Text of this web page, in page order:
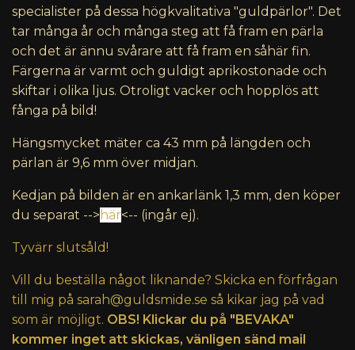
specialister på dessa högkvalitativa "guldpärlor". Det
tar många år och många steg att få fram en pärla
och det är ännu svårare att få fram en såhär fin.
Färgerna är varmt och guldigt aprikostonade och
skiftar i olika ljus. Otroligt vacker och hopplös att
fånga på bild!
Hängsmycket mäter ca 43 mm på längden och
pärlan är 9,6 mm över midjan.
Kedjan på bilden är en ankarlänk 1,3 mm, den köper
du separat --> här<-- (ingår ej).
Tyvärr slutsåld!
Vill du beställa något liknande? Skicka en förfrågan
till mig på sarah@guldsmide.se så kikar jag på vad
som är möjligt. OBS! Klickar du på "BEVAKA"
kommer inget att skickas, vänligen sänd mail